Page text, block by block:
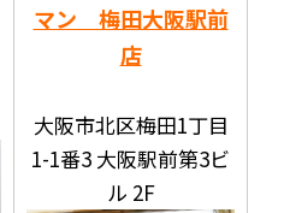
マン 梅田大阪駅前
店
大阪市北区梅田1丁目
1-1番3 大阪駅前第3ビ
ル 2F